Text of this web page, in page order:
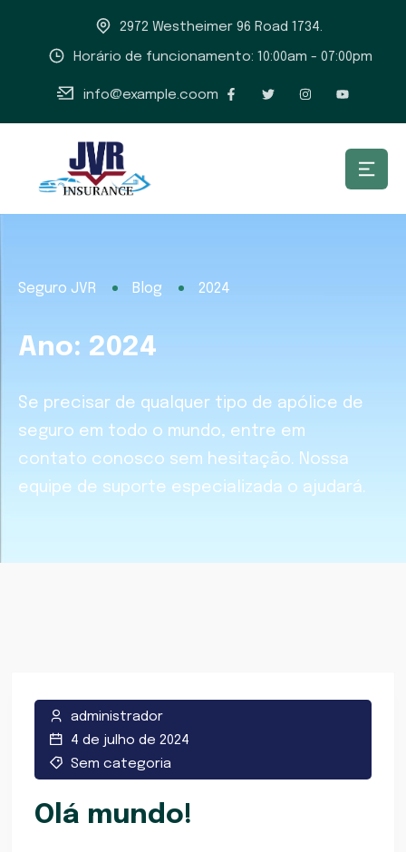
2972 Westheimer 96 Road 1734.
Horário de funcionamento: 10:00am - 07:00pm
info@example.coom
Seguro JVR Blog 2024
Ano: 2024
Se precisar de qualquer tipo de apólice de
seguro em todo o mundo, entre em
contato conosco sem hesitação. Nossa
equipe de suporte especializada o ajudará.
administrador
4 de julho de 2024
Sem categoria
Olá mundo!